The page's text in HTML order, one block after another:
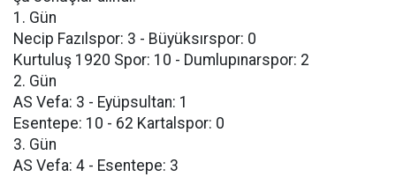
1. Gün
Necip Fazılspor: 3 - Büyüksırspor: 0
Kurtuluş 1920 Spor: 10 - Dumlupınarspor: 2
2. Gün
AS Vefa: 3 - Eyüpsultan: 1
Esentepe: 10 - 62 Kartalspor: 0
3. Gün
AS Vefa: 4 - Esentepe: 3